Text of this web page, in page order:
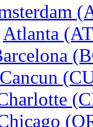
Atlanta
Cancun